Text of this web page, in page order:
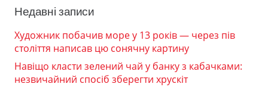
Недавні записи
Художник побачив море у 13 років — через пів
століття написав цю сонячну картину
Навіщо класти зелений чай у банку з кабачками:
незвичайний спосіб зберегти хрускіт